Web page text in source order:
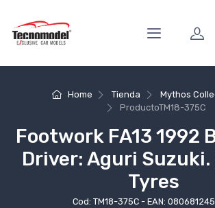
Home Tienda
Mythos
ProductoTM18-375C
Footwork FA13 1992
Driver: Aguri Suzuki.
Tyres
Cod: TM18-375C - EAN: